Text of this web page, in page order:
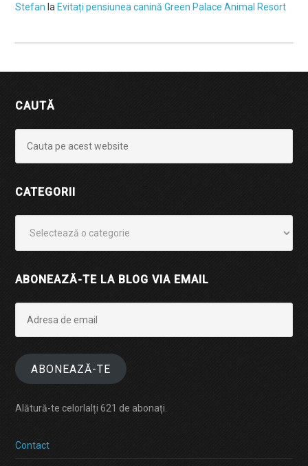
Stefan la Evitați pensiunea canină Green Palace Animal Resort
CAUTĂ
CATEGORII
ABONEAZĂ-TE LA BLOG VIA EMAIL
email
ABONEAZĂ-TE
Alătură-te celorlalți 621 de abonați.
Contact